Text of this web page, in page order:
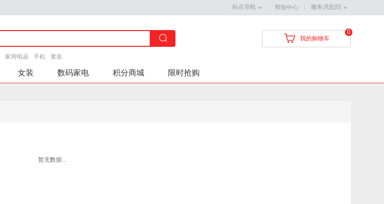
站点导航 帮助中心 服务消息[0]
家用电器 手机 童装
我的购物车
0
女装 数码家电 积分商城 限时抢购
暂无数据...